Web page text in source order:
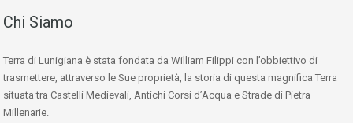
Chi Siamo
Terra di Lunigiana è stata fondata da William Filippi con l’obbiettivo di
trasmettere, attraverso le Sue proprietà, la storia di questa magnifica Terra
situata tra Castelli Medievali, Antichi Corsi d’Acqua e Strade di Pietra
Millenarie.